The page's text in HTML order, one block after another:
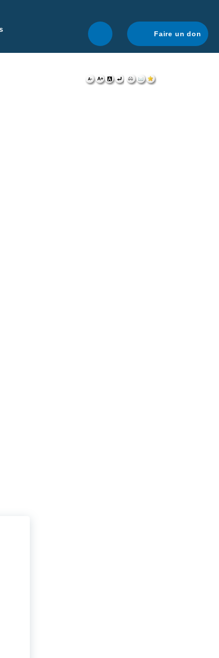
navigation optimale.
Faire un don